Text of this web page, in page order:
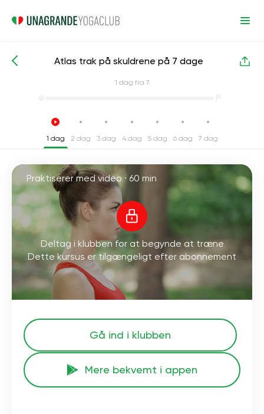
Intensive yogakurser Skuldre
Atlas trak på skuldrene på 7 dage
1 dag fra 7
1 dag 2 dag 3 dag 4 dag 5 dag 6 dag 7 dag
Praktiserer med video · 60 min
Deltag i klubben for at begynde at træne
Dette kursus er tilgængeligt efter abonnement
Gå ind i klubben
Mere bekvemt i appen